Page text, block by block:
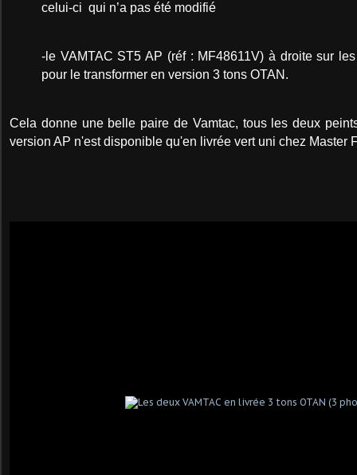
celui-ci qui n’a pas été modifié
-le VAMTAC ST5 AP (réf : MF48611V) à droite sur
pour le transformer en version 3 tons OTAN.
Cela donne une belle paire de Vamtac, tous les deux
version AP n'est disponible qu'en livrée vert uni chez Master